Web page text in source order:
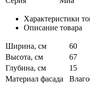
Характеристики
Описание товара
Ширина, см
60
Высота, см
67
Глубина, см
15
Материал фасада